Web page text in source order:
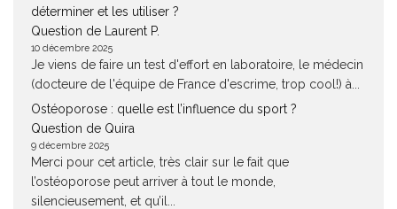
déterminer et les utiliser ?
Question de Laurent P.
10 décembre 2025
Je viens de faire un test d'effort en laboratoire, le médecin
(docteure de l'équipe de France d'escrime, trop cool!) à...
Ostéoporose : quelle est l’influence du sport ?
Question de Quira
9 décembre 2025
Merci pour cet article, très clair sur le fait que
l’ostéoporose peut arriver à tout le monde,
silencieusement, et qu’il...